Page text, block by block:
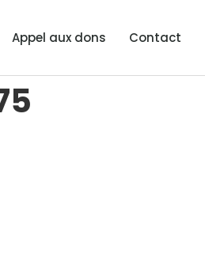
Appel aux dons Contact